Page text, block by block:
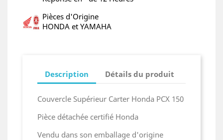
Pièces d'Origine
HONDA et YAMAHA
Description Détails du produit
Couvercle Supérieur Carter Honda PCX 150
Pièce détachée certifié Honda
Vendu dans son emballage d'origine